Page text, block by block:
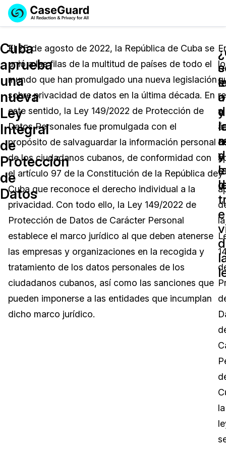
Licencia de CaseGuard Studio
Precios de Redacción a Pedido
Soluciones
Redacción de vídeos
Redacción de documentos
Redacción de audio
Redacción en Bulto
Redacción de imágenes
Transcripción y Traducción
Industrias
Cuerpos Policiales
Transportación
La Atención Médica
Educación
El Gobierno
Sector Jurídico
Servicios Financieros
Medios de Comunicación y
Precios
Recursos
Preguntas Frecuentes
Artículos
Casos Practicos
Centro de Ayuda
Videoteca
Recomendaciones
Sobre nosotros
Eventos
Demo
English
Español
Cuba
aprueba
una
nueva
Ley
Integral
de
Protección
de
Datos
El 25 de agosto de 2022, la República de Cuba se
unió a las filas de la multitud de países de todo el
mundo que han promulgado una nueva legislación
sobre privacidad de datos en la última década. En
este sentido, la Ley 149/2022 de Protección de
Datos Personales fue promulgada con el
propósito de salvaguardar la información personal
de los ciudadanos cubanos, de conformidad con
el artículo 97 de la Constitución de la República de
Cuba que reconoce el derecho individual a la
privacidad. Con todo ello, la Ley 149/2022 de
Protección de Datos de Carácter Personal
establece el marco jurídico al que deben atenerse
las empresas y organizaciones en la recogida y
tratamiento de los datos personales de los
ciudadanos cubanos, así como las sanciones que
pueden imponerse a las entidades que incumplan
dicho marco jurídico.
y
lo
al
y
la
la
y